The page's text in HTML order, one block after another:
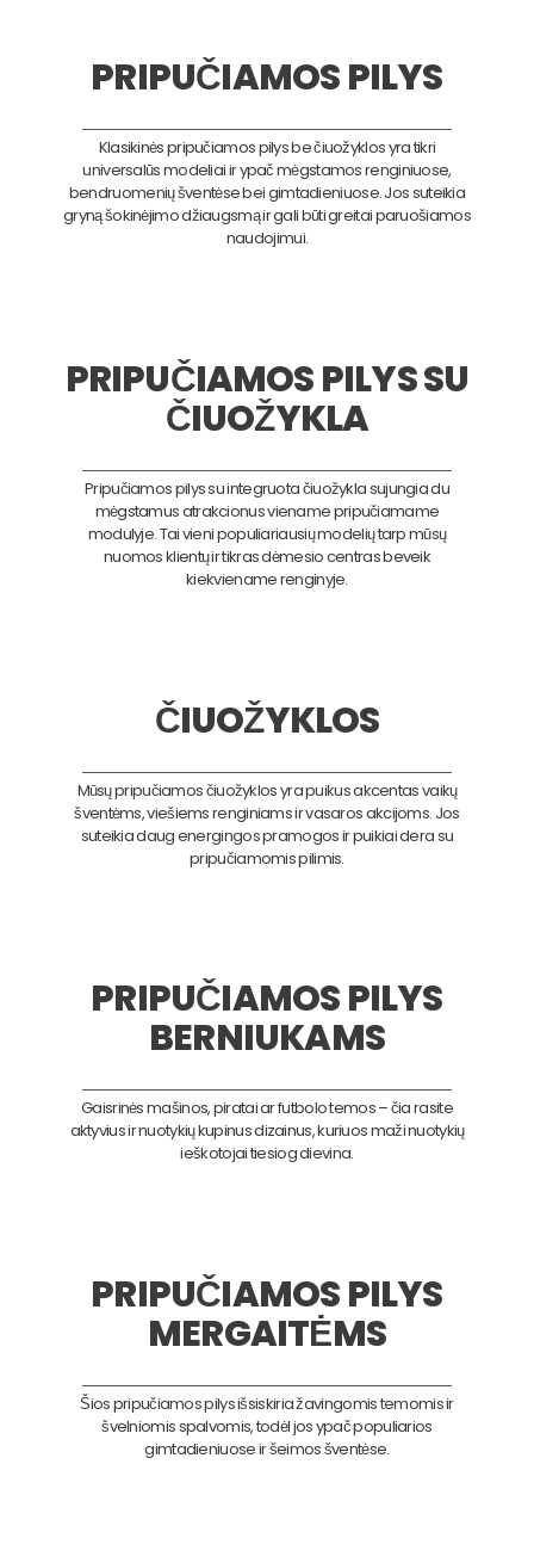
PRIPUČIAMOS PILYS
Klasikinės pripučiamos pilys be čiuožyklos yra tikri
universalūs modeliai ir ypač mėgstamos renginiuose,
bendruomenių šventėse bei gimtadieniuose. Jos suteikia
gryną šokinėjimo džiaugsmą ir gali būti greitai paruošiamos
naudojimui.
PRIPUČIAMOS PILYS SU
ČIUOŽYKLA
Pripučiamos pilys su integruota čiuožykla sujungia du
mėgstamus atrakcionus viename pripučiamame
modulyje. Tai vieni populiariausių modelių tarp mūsų
nuomos klientų ir tikras dėmesio centras beveik
kiekviename renginyje.
ČIUOŽYKLOS
Mūsų pripučiamos čiuožyklos yra puikus akcentas vaikų
šventėms, viešiems renginiams ir vasaros akcijoms. Jos
suteikia daug energingos pramogos ir puikiai dera su
pripučiamomis pilimis.
PRIPUČIAMOS PILYS
BERNIUKAMS
Gaisrinės mašinos, piratai ar futbolo temos – čia rasite
aktyvius ir nuotykių kupinus dizainus, kuriuos maži nuotykių
ieškotojai tiesiog dievina.
PRIPUČIAMOS PILYS
MERGAITĖMS
Šios pripučiamos pilys išsiskiria žavingomis temomis ir
švelniomis spalvomis, todėl jos ypač populiarios
gimtadieniuose ir šeimos šventėse.